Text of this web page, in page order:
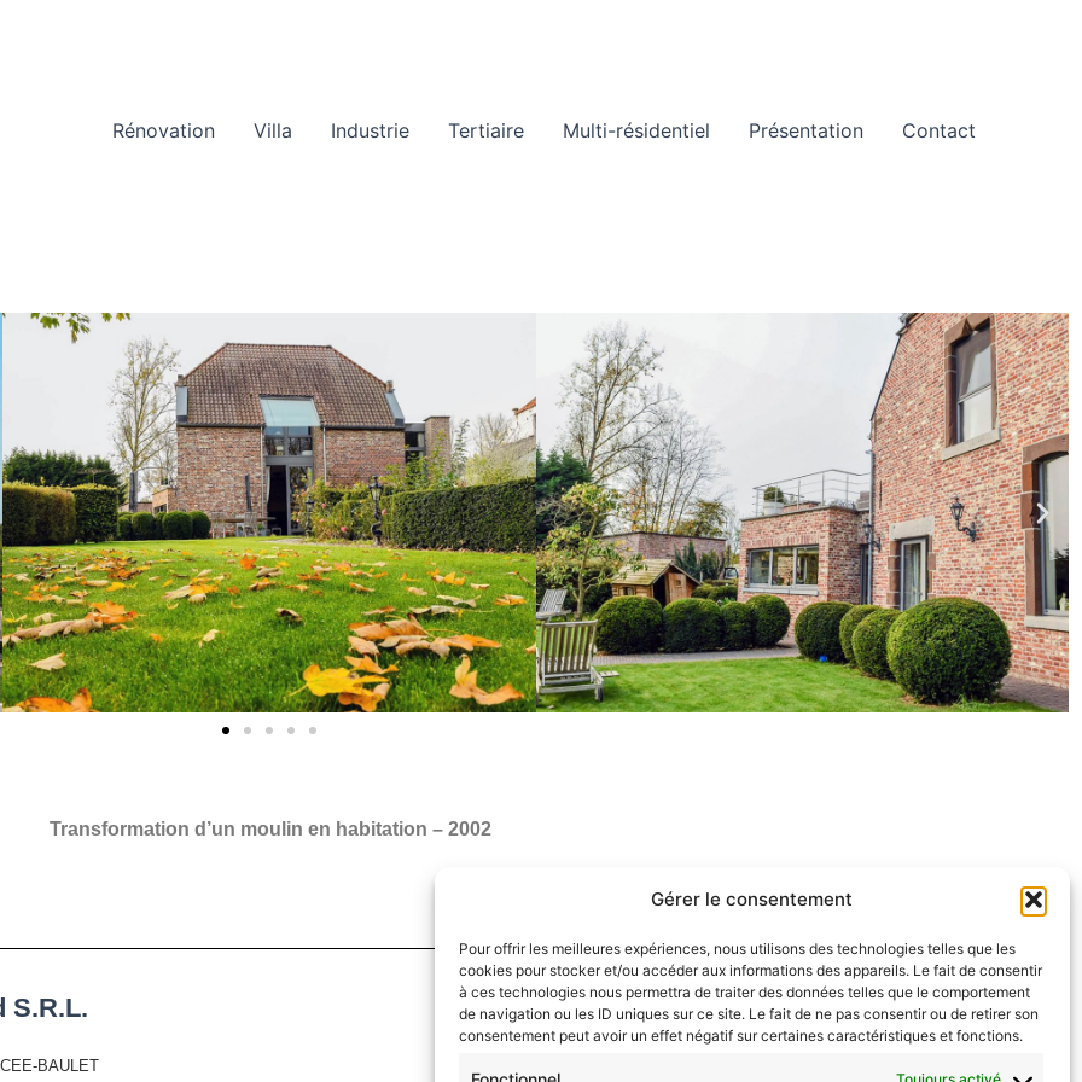
Gérer le consentement
Pour offrir les meilleures expériences, nous utilisons des technologies telles que les
cookies pour stocker et/ou accéder aux informations des appareils. Le fait de consentir
à ces technologies nous permettra de traiter des données telles que le comportement
de navigation ou les ID uniques sur ce site. Le fait de ne pas consentir ou de retirer son
consentement peut avoir un effet négatif sur certaines caractéristiques et fonctions.
Rénovation Villa Industrie Tertiaire Multi-résidentiel Présentation Contact
Transformation d’un moulin en habitation – 2002
S.R.L.
BAULET
F
a
I
n
L
i